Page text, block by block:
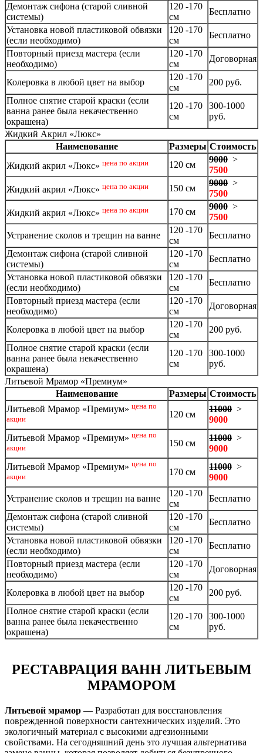
Демонтаж сифона (старой сливной
системы)
120 -170
см
Бесплатно
Установка новой пластиковой обвязки
(если необходимо)
120 -170
см
Бесплатно
Повторный приезд мастера (если
необходимо)
120 -170
см
Договорная
Колеровка в любой цвет на выбор
120 -170
см
200 руб.
Полное снятие старой краски (если
ванна ранее была некачественно
окрашена)
120 -170
см
300-1000
руб.
Жидкий Акрил «Люкс»
Наименование
Размеры Стоимость
Жидкий акрил «Люкс» цена по акции 120 см
9000 >
7500
Жидкий акрил «Люкс» цена по акции 150 см
9000 >
7500
Жидкий акрил «Люкс» цена по акции 170 см
9000 >
7500
Устранение сколов и трещин на ванне
120 -170
см
Бесплатно
Демонтаж сифона (старой сливной
системы)
120 -170
см
Бесплатно
Установка новой пластиковой обвязки
(если необходимо)
120 -170
см
Бесплатно
Повторный приезд мастера (если
необходимо)
120 -170
см
Договорная
Колеровка в любой цвет на выбор
120 -170
см
200 руб.
Полное снятие старой краски (если
ванна ранее была некачественно
окрашена)
120 -170
см
300-1000
руб.
Литьевой Мрамор «Премиум»
Наименование
Размеры Стоимость
Литьевой Мрамор «Премиум» цена по
акции
120 см
11000 >
9000
Литьевой Мрамор «Премиум» цена по
акции
150 см
11000 >
9000
Литьевой Мрамор «Премиум» цена по
акции
170 см
11000 >
9000
Устранение сколов и трещин на ванне
120 -170
см
Бесплатно
Демонтаж сифона (старой сливной
системы)
120 -170
см
Бесплатно
Установка новой пластиковой обвязки
(если необходимо)
120 -170
см
Бесплатно
Повторный приезд мастера (если
необходимо)
120 -170
см
Договорная
Колеровка в любой цвет на выбор
120 -170
см
200 руб.
Полное снятие старой краски (если
ванна ранее была некачественно
окрашена)
120 -170
см
300-1000
руб.
РЕСТАВРАЦИЯ ВАНН ЛИТЬЕВЫМ
МРАМОРОМ
Литьевой мрамор — Разработан для восстановления
поврежденной поверхности сантехнических изделий. Это
экологичный материал с высокими адгезионными
свойствами. На сегодняшний день это лучшая альтернатива